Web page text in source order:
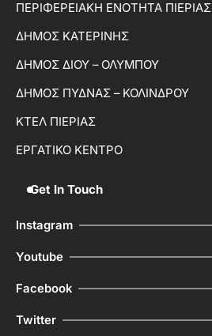
ΠΕΡΙΦΕΡΕΙΑΚΗ ΕΝΟΤΗΤΑ ΠΙΕΡΙΑΣ
ΔΗΜΟΣ ΚΑΤΕΡΙΝΗΣ
ΔΗΜΟΣ ΔΙΟΥ – ΟΛΥΜΠΟΥ
ΔΗΜΟΣ ΠΥΔΝΑΣ – ΚΟΛΙΝΔΡΟΥ
ΚΤΕΛ ΠΙΕΡΙΑΣ
ΕΡΓΑΤΙΚΟ ΚΕΝΤΡΟ
Get In Touch
Instagram
Youtube
Facebook
Twitter